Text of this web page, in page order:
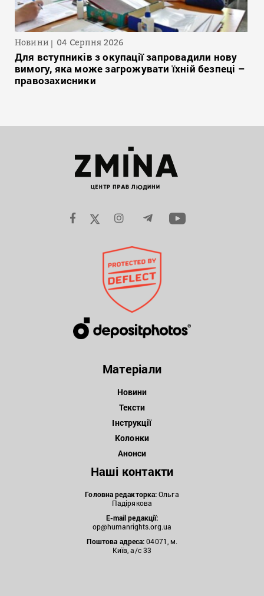
Новини 04 Серпня 2026
Для вступників з окупації запровадили нову
вимогу, яка може загрожувати їхній безпеці –
правозахисники
Матеріали
Новини
Тексти
Інструкції
Колонки
Анонси
Наші контакти
Головна редакторка:Ольга
Падірякова
E-mail редакції:
op@humanrights.org.ua
Поштова адреса:04071, м.
Київ, а/с 33